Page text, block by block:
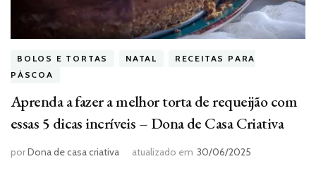
BOLOS E TORTAS NATAL
RECEITAS PARA
PÁSCOA
Aprenda a fazer a melhor torta de requeijão com
essas 5 dicas incríveis – Dona de Casa Criativa
porDona de casa criativa atualizado em 30/06/2025